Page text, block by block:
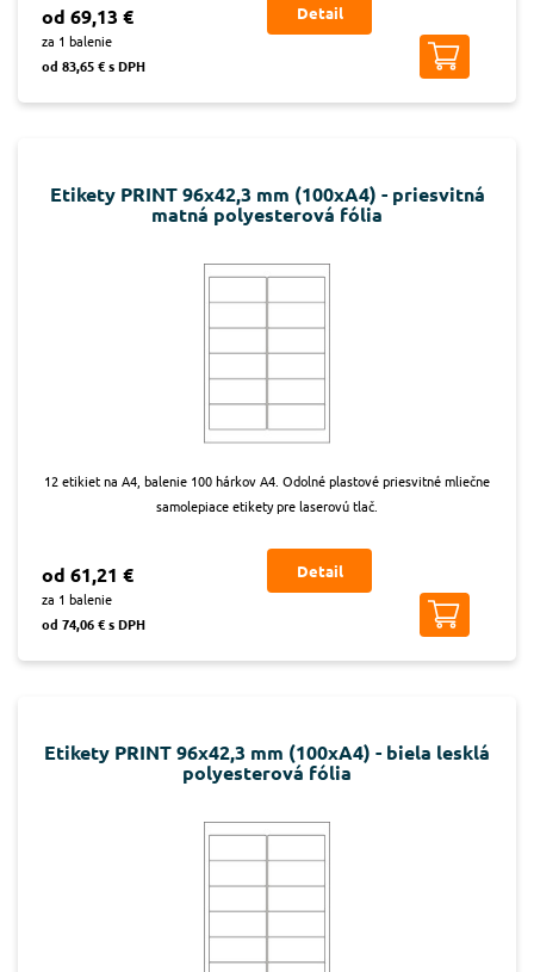
od 69,13 €
za 1 balenie
od 83,65 € s DPH
Detail
Etikety PRINT 96x42,3 mm (100xA4) - priesvitná
matná polyesterová fólia
12 etikiet na A4, balenie 100 hárkov A4. Odolné plastové priesvitné mliečne
samolepiace etikety pre laserovú tlač.
od 61,21 €
za 1 balenie
od 74,06 € s DPH
Detail
Etikety PRINT 96x42,3 mm (100xA4) - biela lesklá
polyesterová fólia